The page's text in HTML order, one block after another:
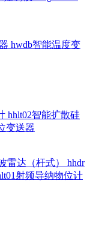
hwdb智能温度变
hhlt02智能扩散硅
变送器
雷达（杆式） hhdr
射频导纳物位计